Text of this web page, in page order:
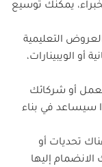
يمكنك توسيع
التعليمية
أو الويبينارات،
أو شركائك
سيساعد في بناء
تحديات أو
إليها